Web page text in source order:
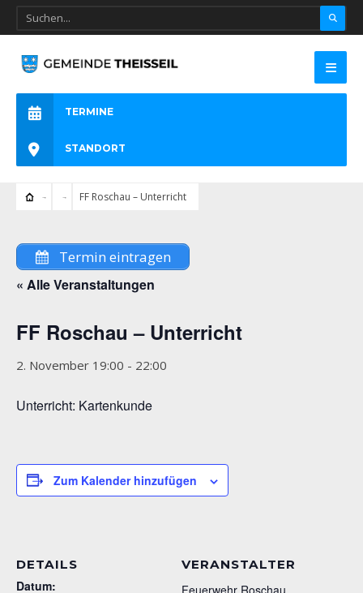
TERMINE
STANDORT
FF Roschau – Unterricht
Termin eintragen
« Alle Veranstaltungen
FF Roschau – Unterricht
2. November 19:00 - 22:00
Unterricht: Kartenkunde
Zum Kalender hinzufügen
DETAILS
Datum:
VERANSTALTER
Feuerwehr Roschau